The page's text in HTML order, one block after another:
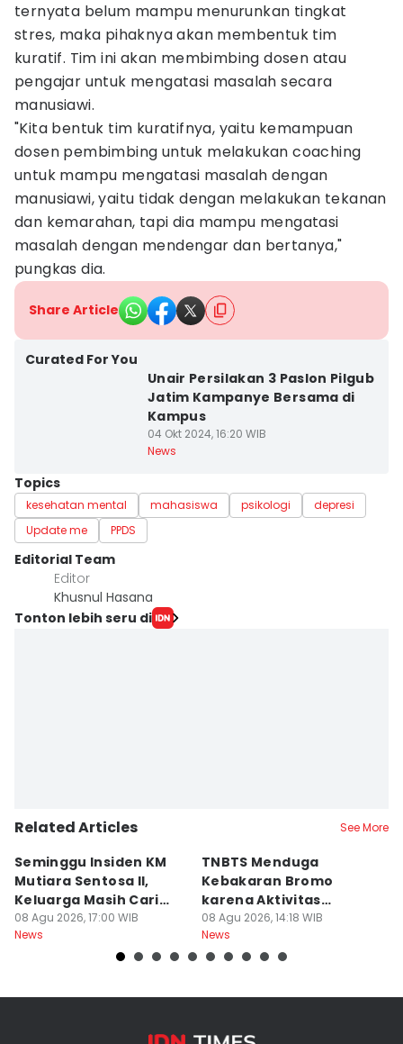
ternyata belum mampu menurunkan tingkat
stres, maka pihaknya akan membentuk tim
kuratif. Tim ini akan membimbing dosen atau
pengajar untuk mengatasi masalah secara
manusiawi.
"Kita bentuk tim kuratifnya, yaitu kemampuan
dosen pembimbing untuk melakukan coaching
untuk mampu mengatasi masalah dengan
manusiawi, yaitu tidak dengan melakukan tekanan
dan kemarahan, tapi dia mampu mengatasi
masalah dengan mendengar dan bertanya,"
pungkas dia.
Share Article
Curated For You
Unair Persilakan 3 Paslon Pilgub
Jatim Kampanye Bersama di
Kampus
04 Okt 2024, 16:20 WIB
News
Topics
kesehatan mental mahasiswa psikologi
depresi
Update me
PPDS
Editorial Team
Editor
Khusnul Hasana
Tonton lebih seru di
Related Articles See More
Seminggu Insiden KM
Mutiara Sentosa II,
Keluarga Masih Cari
Korban
08 Agu 2026, 17:00 WIB
News
TNBTS Menduga
Kebakaran Bromo
karena Aktivitas
Manusia
08 Agu 2026, 14:18 WIB
News